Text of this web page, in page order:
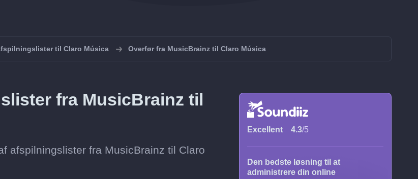
til Claro Música Overfør fra MusicBrainz til Claro Música
fra MusicBrainz til
afspilningslister fra MusicBrainz til Claro
Excellent 4.3/5
Den bedste løsning til at
administrere din online